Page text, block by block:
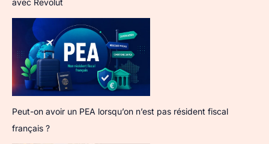
avec Revolut
Peut-on avoir un PEA lorsqu’on n’est pas résident fiscal
français ?